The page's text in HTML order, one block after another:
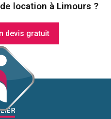
location à Limours ?
devis gratuit